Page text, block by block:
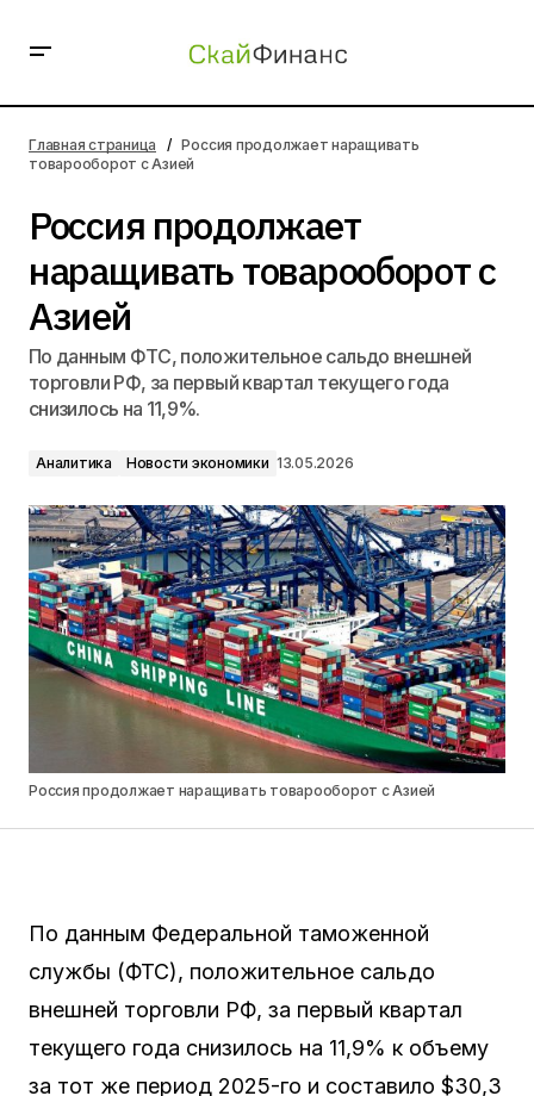
Азией
Главная страница
Россия продолжает наращивать
товарооборот с Азией
Россия продолжает
наращивать товарооборот с
Азией
По данным ФТС, положительное сальдо внешней
торговли РФ, за первый квартал текущего года
снизилось на 11,9%.
Аналитика Новости экономики 13.05.2026
Россия продолжает наращивать товарооборот с Азией
По данным Федеральной таможенной
службы (ФТС), положительное сальдо
внешней торговли РФ, за первый квартал
текущего года снизилось на 11,9% к объему
за тот же период 2025-го и составило $30,3